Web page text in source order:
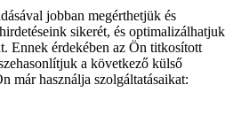
jobban megérthetjük és
sikerét, és optimalizálhatjuk
Ennek érdekében az Ön titkosított
a következő külső
már használja szolgáltatásaikat: